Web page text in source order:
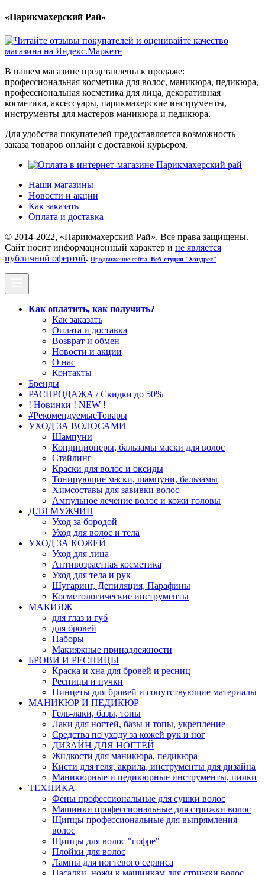
«Парикмахерский Рай»
В нашем магазине представлены к продаже:
профессиональная косметика для волос, маникюра, педикюра,
профессиональная косметика для лица, декоративная
косметика, аксессуары, парикмахерские инструменты,
инструменты для мастеров маникюра и педикюра.
Для удобства покупателей предоставляется возможность
заказа товаров онлайн с доставкой курьером.
Наши магазины
Новости и акции
Как заказать
Оплата и доставка
© 2014-2022, «Парикмахерский Рай». Все права защищены.
Cайт носит информационный характер и не является
публичной офертой. Продвижение сайта: Веб-студия "Хэндрег"
Как оплатить, как получить?
Как заказать
Оплата и доставка
Возврат и обмен
Новости и акции
О нас
Контакты
Бренды
РАСПРОДАЖА / Скидки до 50%
! Новинки ! NEW !
#РекомендуемыеТовары
УХОД ЗА ВОЛОСАМИ
Шампуни
Кондиционеры, бальзамы маски для волос
Стайлинг
Краски для волос и оксиды
Тонирующие маски, шампуни, бальзамы
Химсоставы для завивки волос
Ампульное лечение волос и кожи головы
ДЛЯ МУЖЧИН
Уход за бородой
Уход для волос и тела
УХОД ЗА КОЖЕЙ
Уход для лица
Антивозрастная косметика
Уход для тела и рук
Шугаринг, Депиляция, Парафины
Косметологические инструменты
МАКИЯЖ
для глаз и губ
для бровей
Наборы
Макияжные принадлежности
БРОВИ И РЕСНИЦЫ
Краска и хна для бровей и ресниц
Ресницы и пучки
Пинцеты для бровей и сопутствующие материалы
МАНИКЮР И ПЕДИКЮР
Гель-лаки, базы, топы
Лаки для ногтей, базы и топы, укрепление
Средства по уходу за кожей рук и ног
ДИЗАЙН ДЛЯ НОГТЕЙ
Жидкости для маникюра, педикюра
Кисти для геля, акрила, инструменты для дизайна
Маникюрные и педикюрные инструменты, пилки
ТЕХНИКА
Фены профессиональные для сушки волос
Машинки профессиональные для стрижки волос
Щипцы профессиональные для выпрямления
волос
Щипцы для волос "гофре"
Плойки для волос
Лампы для ногтевого сервиса
Насадки, ножи к машинкам для стрижки волос